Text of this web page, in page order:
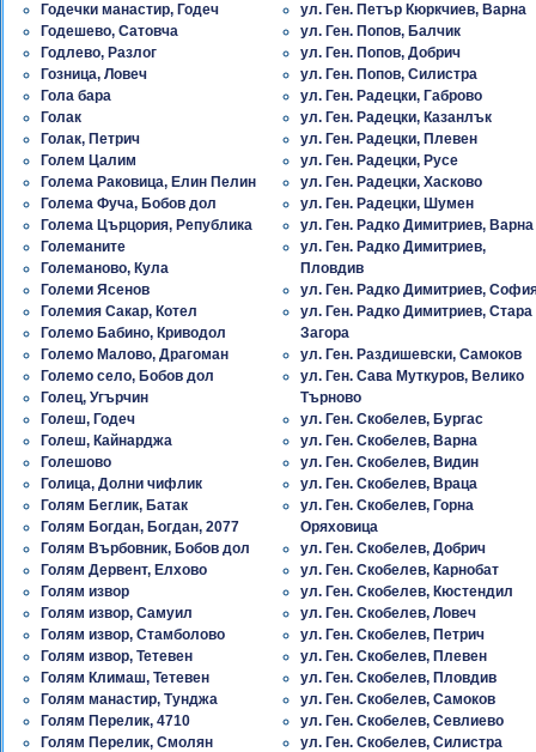
Годечки манастир, Годеч
Годешево, Сатовча
Годлево, Разлог
Гозница, Ловеч
Гола бара
Голак
Голак, Петрич
Голем Цалим
Голема Раковица, Елин Пелин
Голема Фуча, Бобов дол
Голема Църцория, Република
Големаните
Големаново, Кула
Големи Ясенов
Големия Сакар, Котел
Големо Бабино, Криводол
Големо Малово, Драгоман
Големо село, Бобов дол
Голец, Угърчин
Голеш, Годеч
Голеш, Кайнарджа
Голешово
Голица, Долни чифлик
Голям Беглик, Батак
Голям Богдан, Богдан, 2077
Голям Върбовник, Бобов дол
Голям Дервент, Елхово
Голям извор
Голям извор, Самуил
Голям извор, Стамболово
Голям извор, Тетевен
Голям Климаш, Тетевен
Голям манастир, Тунджа
Голям Перелик, 4710
Голям Перелик, Смолян
ул. Ген. Петър Кюркчиев, Варна
ул. Ген. Попов, Балчик
ул. Ген. Попов, Добрич
ул. Ген. Попов, Силистра
ул. Ген. Радецки, Габрово
ул. Ген. Радецки, Казанлък
ул. Ген. Радецки, Плевен
ул. Ген. Радецки, Русе
ул. Ген. Радецки, Хасково
ул. Ген. Радецки, Шумен
ул. Ген. Радко Димитриев, Варна
ул. Ген. Радко Димитриев,
Пловдив
ул. Ген. Радко Димитриев,
ул. Ген. Радко Димитриев, Стара
Загора
ул. Ген. Раздишевски, Самоков
ул. Ген. Сава Муткуров, Велико
Търново
ул. Ген. Скобелев, Бургас
ул. Ген. Скобелев, Варна
ул. Ген. Скобелев, Видин
ул. Ген. Скобелев, Враца
ул. Ген. Скобелев, Горна
Оряховица
ул. Ген. Скобелев, Добрич
ул. Ген. Скобелев, Карнобат
ул. Ген. Скобелев, Кюстендил
ул. Ген. Скобелев, Ловеч
ул. Ген. Скобелев, Петрич
ул. Ген. Скобелев, Плевен
ул. Ген. Скобелев, Пловдив
ул. Ген. Скобелев, Самоков
ул. Ген. Скобелев, Севлиево
ул. Ген. Скобелев, Силистра